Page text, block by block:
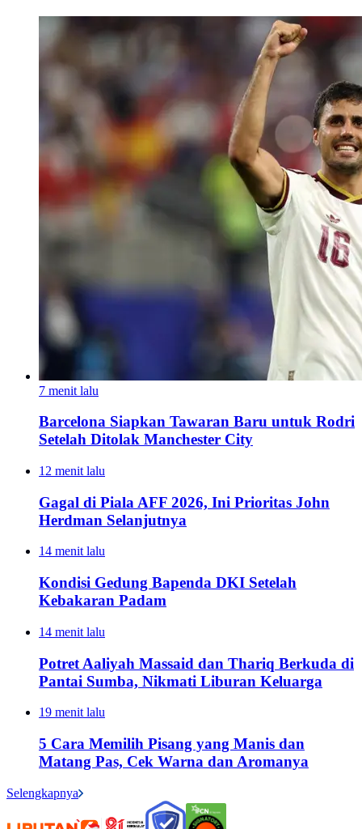
7 menit lalu
Barcelona Siapkan Tawaran Baru untuk Rodri
Setelah Ditolak Manchester City
12 menit lalu
Gagal di Piala AFF 2026, Ini Prioritas John
Herdman Selanjutnya
14 menit lalu
Kondisi Gedung Bapenda DKI Setelah
Kebakaran Padam
14 menit lalu
Potret Aaliyah Massaid dan Thariq Berkuda di
Pantai Sumba, Nikmati Liburan Keluarga
19 menit lalu
5 Cara Memilih Pisang yang Manis dan
Matang Pas, Cek Warna dan Aromanya
Selengkapnya